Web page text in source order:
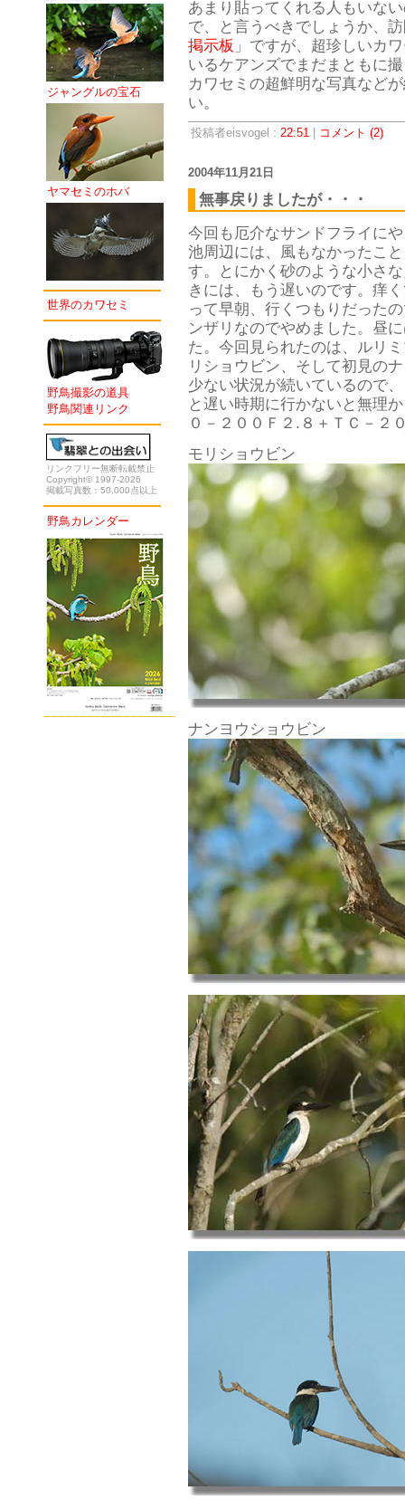
ジャングルの宝石
ヤマセミのホバ
世界のカワセミ
野鳥撮影の道具
野鳥関連リンク
リンクフリー無断転載禁止
Copyright© 1997-2026
掲載写真数：50,000点以上
野鳥カレンダー
あまり貼ってくれる人もいな
で、と言うべきでしょうか、
掲示板 」ですが、超珍しいカ
いるケアンズでまだまともに
カワセミの超鮮明な写真など
い。
投稿者eisvogel : 22:51| コメント (2)
2004年11月21日
無事戻りましたが・・・
今回も厄介なサンドフライに
池周辺には、風もなかったこ
す。とにかく砂のような小さ
きには、もう遅いのです。痒
って早朝、行くつもりだった
ンザリなのでやめました。昼
た。今回見られたのは、ルリ
リショウビン、そして初見の
少ない状況が続いているので
と遅い時期に行かないと無理
０－２００Ｆ２.８＋ＴＣ－２
モリショウビン
ナンヨウショウビン